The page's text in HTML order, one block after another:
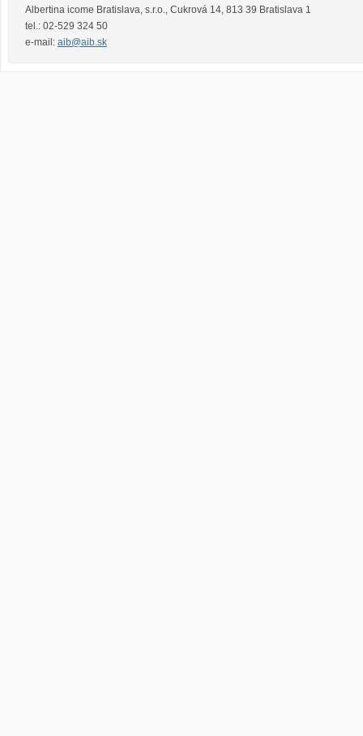
Albertina icome Bratislava, s.r.o., Cukrová 14, 813 39 Bratislava 1
tel.: 02-529 324 50
e-mail: aib@aib.sk